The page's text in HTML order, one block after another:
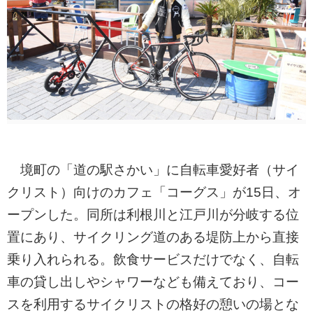
境町の「道の駅さかい」に自転車愛好者（サイ
クリスト）向けのカフェ「コーグス」が15日、オ
ープンした。同所は利根川と江戸川が分岐する位
置にあり、サイクリング道のある堤防上から直接
乗り入れられる。飲食サービスだけでなく、自転
車の貸し出しやシャワーなども備えており、コー
スを利用するサイクリストの格好の憩いの場とな